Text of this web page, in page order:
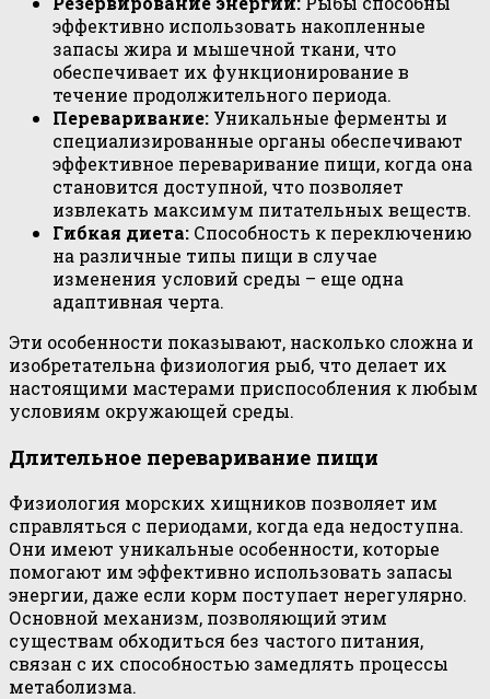
эффективно использовать накопленные
запасы жира и мышечной ткани, что
обеспечивает их функционирование в
течение продолжительного периода.
Переваривание: Уникальные ферменты и
специализированные органы обеспечивают
эффективное переваривание пищи, когда она
становится доступной, что позволяет
извлекать максимум питательных веществ.
Гибкая диета: Способность к переключению
на различные типы пищи в случае
изменения условий среды – еще одна
адаптивная черта.
Эти особенности показывают, насколько сложна и
изобретательна физиология рыб, что делает их
настоящими мастерами приспособления к любым
условиям окружающей среды.
Длительное переваривание пищи
Физиология морских хищников позволяет им
справляться с периодами, когда еда недоступна.
Они имеют уникальные особенности, которые
помогают им эффективно использовать запасы
энергии, даже если корм поступает нерегулярно.
Основной механизм, позволяющий этим
существам обходиться без частого питания,
связан с их способностью замедлять процессы
метаболизма.